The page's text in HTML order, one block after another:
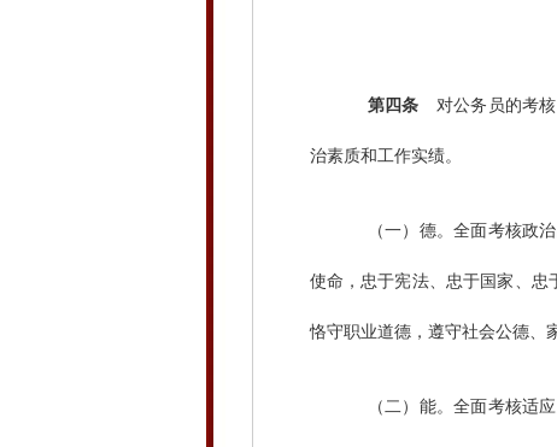
第四条 对公务员的考核
治素质和工作实绩。
（一）德。全面考核政治
使命，忠于宪法、忠于国家、忠
恪守职业道德，遵守社会公德、
（二）能。全面考核适应